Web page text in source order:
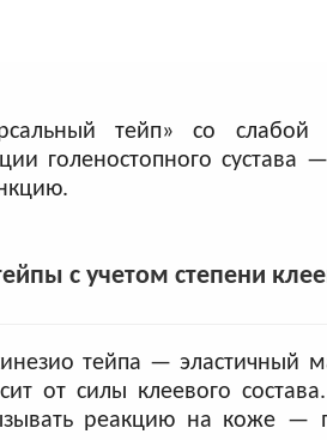
тейп» со слабой
голеностопного сустава
с учетом степени
тейпа — эластичный
от силы клеевого
реакцию на коже —